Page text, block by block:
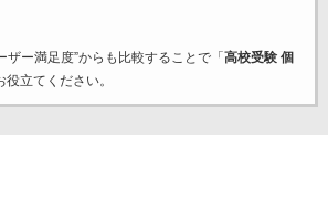
ザー満足度”からも比較することで「 高校受験 個
役立てください。